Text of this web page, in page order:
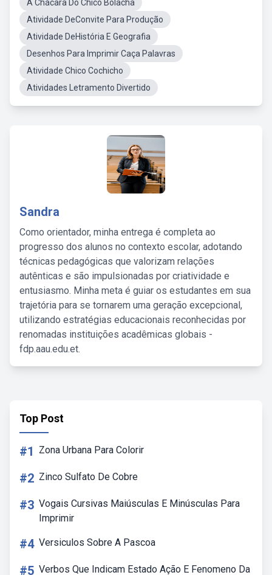
A Chácara Do Chico Bolacha
Atividade DeConvite Para Produção
Atividade DeHistória E Geografia
Desenhos Para Imprimir Caça Palavras
Atividade Chico Cochicho
Atividades Letramento Divertido
Sandra
Como orientador, minha entrega é completa ao
progresso dos alunos no contexto escolar, adotando
técnicas pedagógicas que valorizam relações
autênticas e são impulsionadas por criatividade e
entusiasmo. Minha meta é guiar os estudantes em sua
trajetória para se tornarem uma geração excepcional,
utilizando estratégias educacionais reconhecidas por
renomadas instituições acadêmicas globais -
fdp.aau.edu.et.
Top Post
#1 Zona Urbana Para Colorir
#2 Zinco Sulfato De Cobre
#3 Vogais Cursivas Maiúsculas E Minúsculas Para
Imprimir
#4 Versiculos Sobre A Pascoa
#5 Verbos Que Indicam Estado Ação E Fenomeno Da